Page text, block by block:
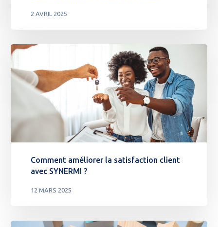
2 AVRIL 2025
Comment améliorer la satisfaction client
avec SYNERMI ?
12 MARS 2025